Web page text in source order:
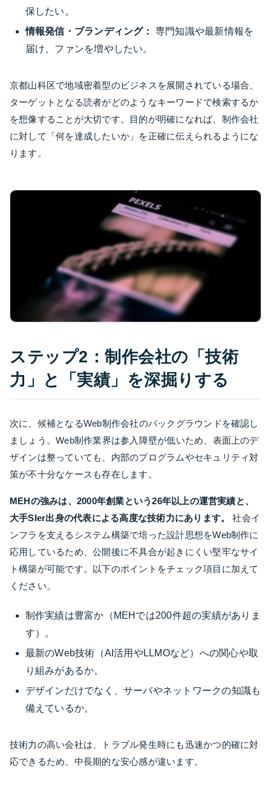
保したい。
情報発信・ブランディング：
専門知識や最新情報を
届け、ファンを増やしたい。
京都山科区で地域密着型のビジネスを展開されている場合、
ターゲットとなる読者がどのようなキーワードで検索するか
を想像することが大切です。目的が明確になれば、制作会社
に対して「何を達成したいか」を正確に伝えられるようにな
ります。
ステップ2：制作会社の「技術
力」と「実績」を深掘りする
次に、候補となるWeb制作会社のバックグラウンドを確認し
ましょう。Web制作業界は参入障壁が低いため、表面上のデ
ザインは整っていても、内部のプログラムやセキュリティ対
策が不十分なケースも存在します。
MEHの強みは、2000年創業という26年以上の運営実績と、
大手SIer出身の代表による高度な技術力にあります。
社会イ
ンフラを支えるシステム構築で培った設計思想をWeb制作に
応用しているため、公開後に不具合が起きにくい堅牢なサイ
ト構築が可能です。以下のポイントをチェック項目に加えて
ください。
制作実績は豊富か（MEHでは200件超の実績がありま
す）。
最新のWeb技術（AI活用やLLMOなど）への関心や取
り組みがあるか。
デザインだけでなく、サーバやネットワークの知識も
備えているか。
技術力の高い会社は、トラブル発生時にも迅速かつ的確に対
応できるため、中長期的な安心感が違います。